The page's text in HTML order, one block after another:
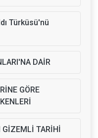
Türküsü'nü
DAİR
GÖRE
GİZEMLİ TARİHİ